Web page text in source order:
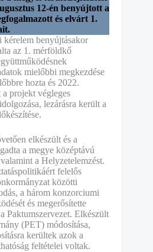
12-én benyújtott a
és elvárt 1.
kérelem benyújtásakor
az 1. mérföldkő
mielőbbi megkezdése
hozta és 2022.
a projekt végleges
lezárásra került a
elkészült és a
a megye középtávú
a Helyzetelemzést.
felelős
közötti
a három konzorciumi
és megerősítette
Paktumszervezet. Elkészült
(PET) módosítása,
kerültek azok a
feltételei voltak.